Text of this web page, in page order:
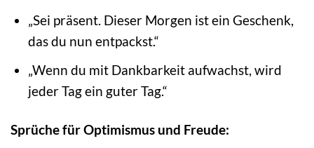
„Sei präsent. Dieser Morgen ist ein Geschenk,
das du nun entpackst.“
„Wenn du mit Dankbarkeit aufwachst, wird
jeder Tag ein guter Tag.“
Sprüche für Optimismus und Freude: